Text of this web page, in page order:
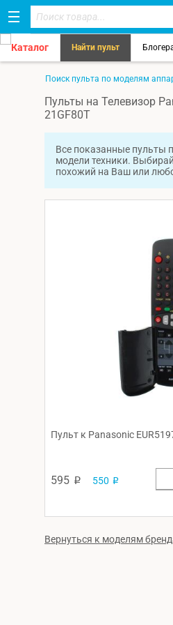
Каталог Найти пульт
Поиск пульта по моделям
Пульты на Телевизор
21GF80T
Все показанные пульты
модели техники.
похожий на Ваш или
Пульт к Panasonic
595 p 550 p
Вернуться к моделям